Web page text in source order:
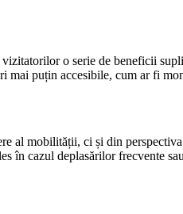
o serie de beneficii
puțin accesibile, cum ar fi
al mobilității, ci și din
în cazul deplasărilor frecvente